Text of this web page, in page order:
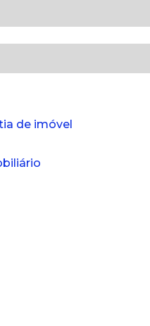
de imóvel